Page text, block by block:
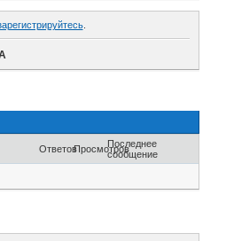
.
ОтветовПросмотровПоследнее
сообщение